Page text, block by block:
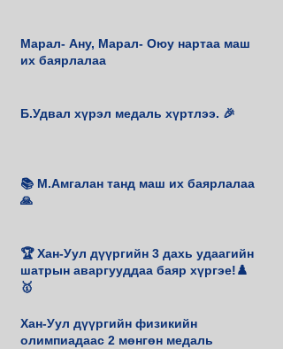
Марал- Ану, Марал- Оюу нартаа маш
их баярлалаа
Б.Удвал хүрэл медаль хүртлээ. 🎉
📚 М.Амгалан танд маш их баярлалаа
🙏
🏆 Хан-Уул дүүргийн 3 дахь удаагийн
шатрын аваргууддаа баяр хүргэе!♟️
🥇
Хан-Уул дүүргийн физикийн
олимпиадаас 2 мөнгөн медаль